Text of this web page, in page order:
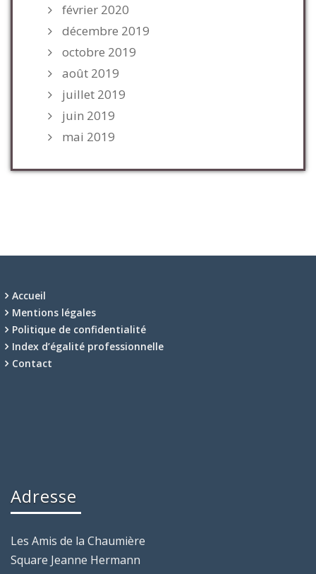
février 2020
décembre 2019
octobre 2019
août 2019
juillet 2019
juin 2019
mai 2019
Accueil
Mentions légales
Politique de confidentialité
Index d’égalité professionnelle
Contact
Adresse
Les Amis de la Chaumière
Square Jeanne Hermann